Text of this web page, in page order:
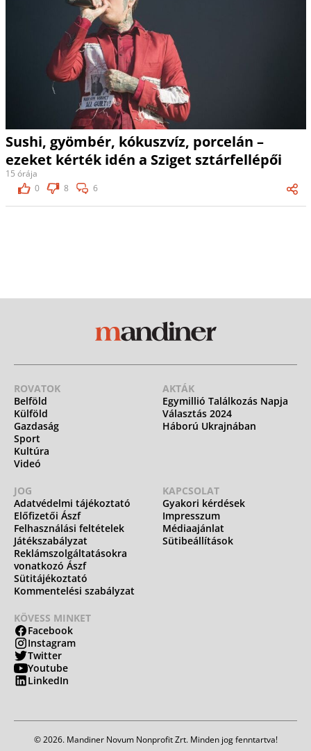
Sushi, gyömbér, kókuszvíz, porcelán –
ezeket kérték idén a Sziget sztárfellépői
15 órája
0
8 6
ROVATOK
Belföld
Külföld
Gazdaság
Sport
Kultúra
Videó
AKTÁK
Egymillió Találkozás Napja
Választás 2024
Háború Ukrajnában
JOG
Adatvédelmi tájékoztató
Előfizetői Ászf
Felhasználási feltételek
Játékszabályzat
Reklámszolgáltatásokra
vonatkozó Ászf
Sütitájékoztató
Kommentelési szabályzat
KAPCSOLAT
Gyakori kérdések
Impresszum
Médiaajánlat
Sütibeállítások
KÖVESS MINKET
Facebook
Instagram
Twitter
Youtube
LinkedIn
© 2026. Mandiner Novum Nonprofit Zrt. Minden jog fenntartva!